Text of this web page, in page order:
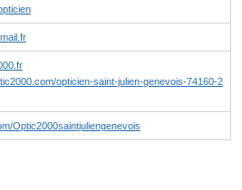
opticien-saint-julien-genevois-74160-2
Optic2000saintjuliengenevois